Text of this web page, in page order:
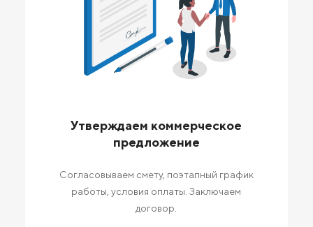
Утверждаем коммерческое
предложение
Согласовываем смету, поэтапный график
работы, условия оплаты. Заключаем
договор.